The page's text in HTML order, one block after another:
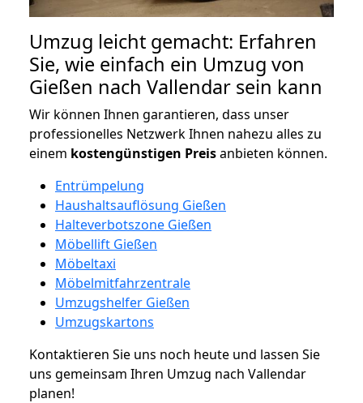
Umzug leicht gemacht: Erfahren
Sie, wie einfach ein Umzug von
Gießen nach Vallendar sein kann
Wir können Ihnen garantieren, dass unser
professionelles Netzwerk Ihnen nahezu alles zu
einem kostengünstigen Preisanbieten können.
Entrümpelung
Haushaltsauflösung Gießen
Halteverbotszone Gießen
Möbellift Gießen
Möbeltaxi
Möbelmitfahrzentrale
Umzugshelfer Gießen
Umzugskartons
Kontaktieren Sie uns noch heute und lassen Sie
uns gemeinsam Ihren Umzug nach Vallendar
planen!